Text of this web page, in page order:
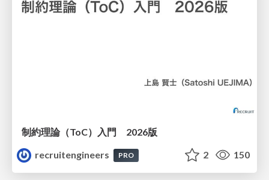
制約理論（ToC）入門 2026版
recruitengineers
PRO 2 150